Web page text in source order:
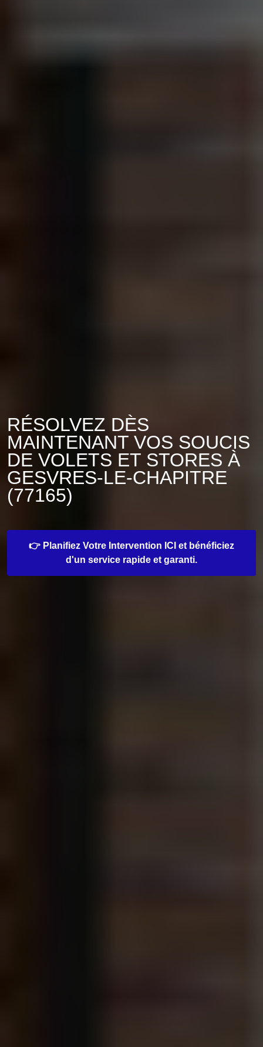
RÉSOLVEZ DÈS
MAINTENANT VOS SOUCIS
DE VOLETS ET STORES À
GESVRES-LE-CHAPITRE
(77165)
👉 Planifiez Votre Intervention ICI et bénéficiez
d'un service rapide et garanti.